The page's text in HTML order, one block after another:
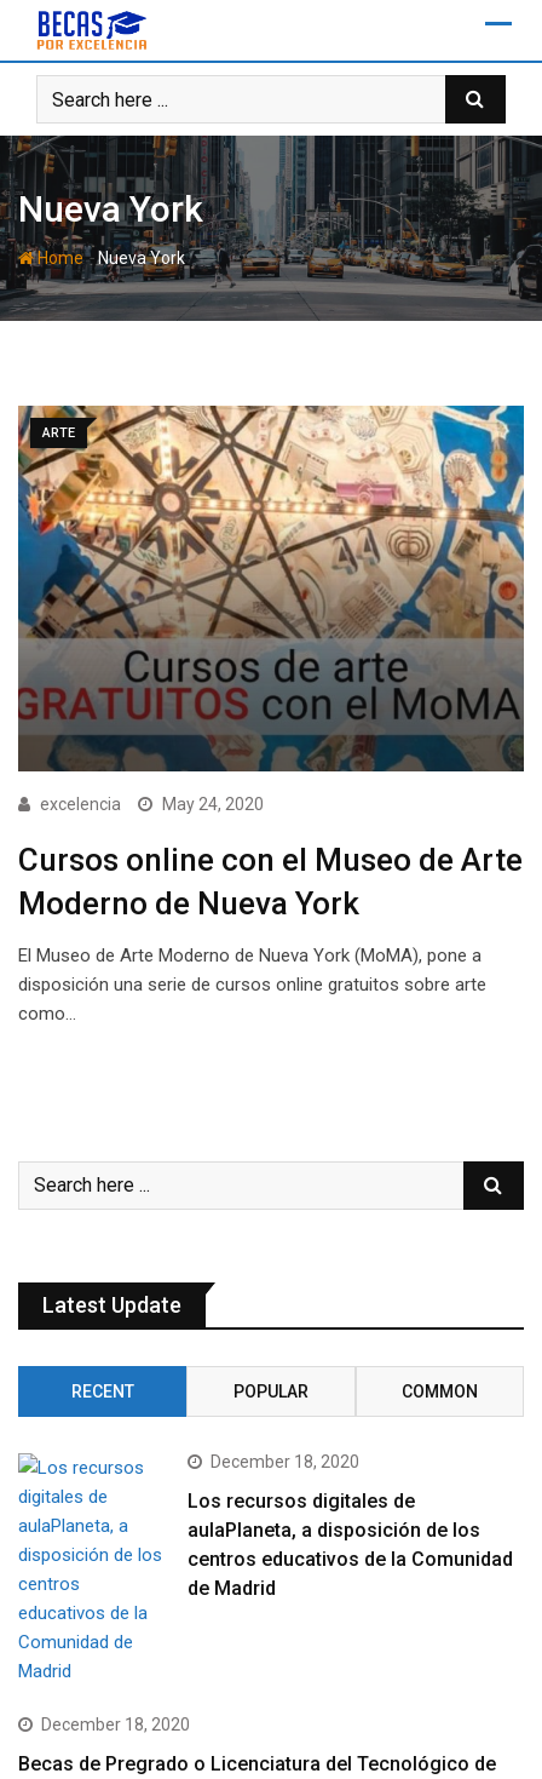
content
Nueva York
Home-Nueva York
ARTE
excelencia May 24, 2020
Cursos online con el Museo de Arte
Moderno de Nueva York
El Museo de Arte Moderno de Nueva York (MoMA), pone a
disposición una serie de cursos online gratuitos sobre arte
como…
Latest Update
RECENT POPULAR COMMON
December 18, 2020
Los recursos digitales de
aulaPlaneta, a disposición de los
centros educativos de la Comunidad
de Madrid
December 18, 2020
Becas de Pregrado o Licenciatura del Tecnológico de